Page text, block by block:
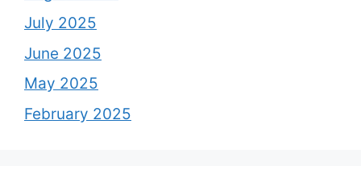
July 2025
June 2025
May 2025
February 2025